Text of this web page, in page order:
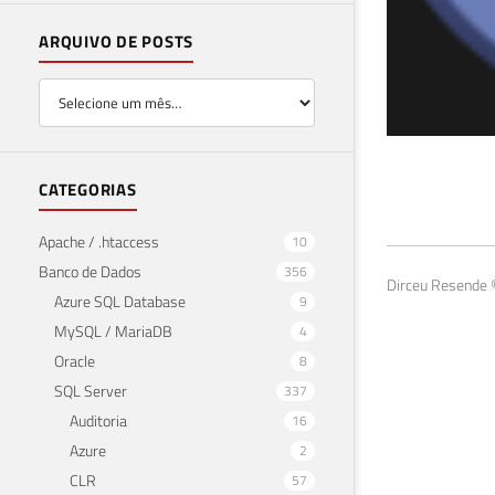
ARQUIVO DE POSTS
CATEGORIAS
Apache / .htaccess 10
Banco de Dados 356
Azure SQL Database 9
MySQL / MariaDB 4
Oracle 8
SQL Server 337
Auditoria 16
Azure 2
CLR 57
21 de
Dirceu